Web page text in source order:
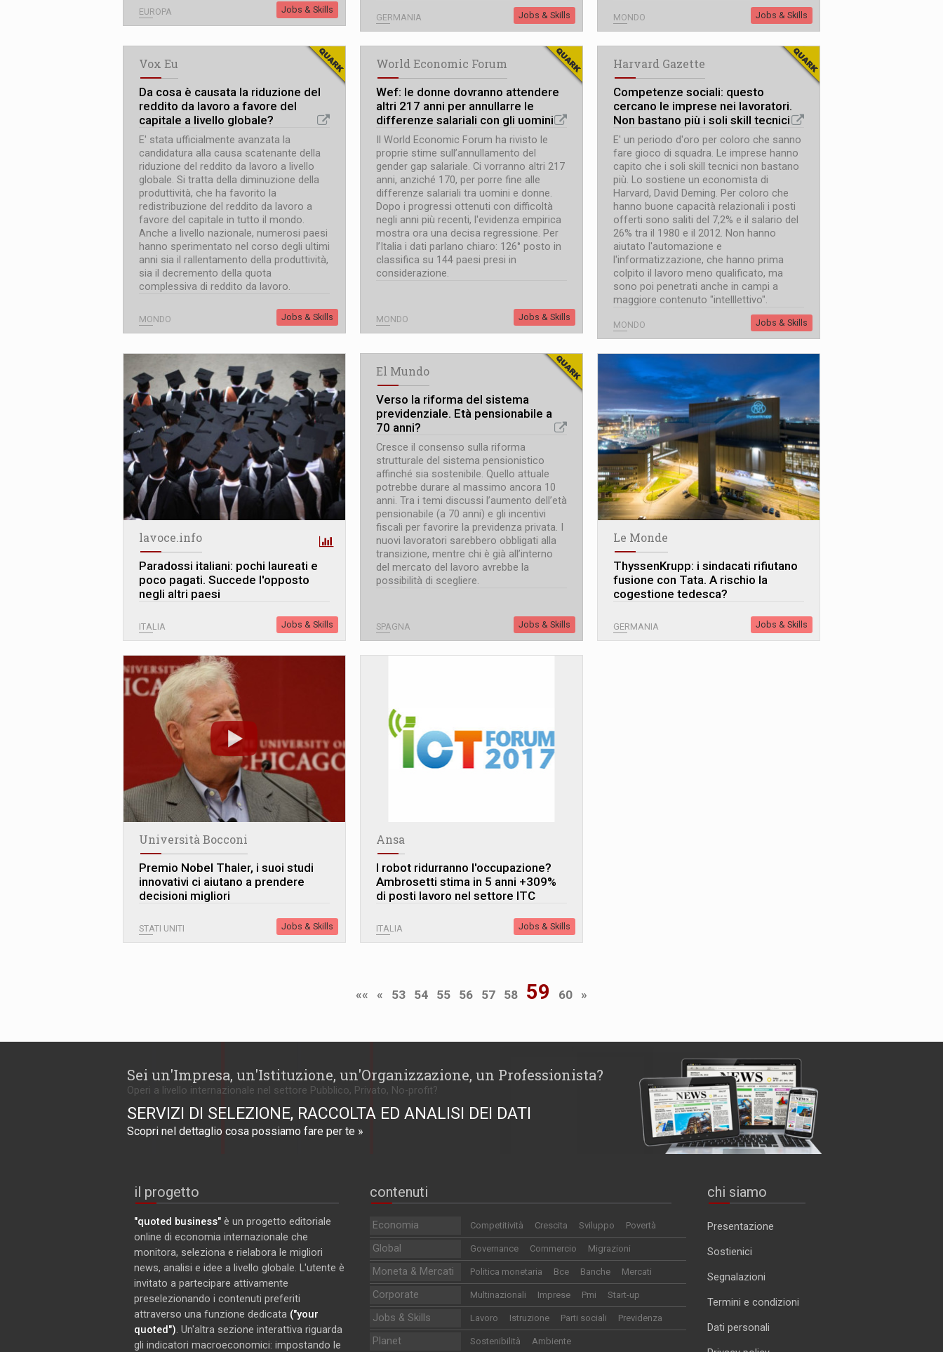
EUROPA Jobs & Skills
GERMANIA Jobs & Skills MONDO Jobs & Skills
Vox Eu
Da cosa è causata la riduzione del
reddito da lavoro a favore del
capitale a livello globale?
E' stata ufficialmente avanzata la
candidatura alla causa scatenante della
riduzione del reddito da lavoro a livello
globale. Si tratta della diminuzione della
produttività, che ha favorito la
redistribuzione del reddito da lavoro a
favore del capitale in tutto il mondo.
Anche a livello nazionale, numerosi paesi
hanno sperimentato nel corso degli ultimi
anni sia il rallentamento della produttività,
sia il decremento della quota
complessiva di reddito da lavoro.
MONDO Jobs & Skills
World Economic Forum
Wef: le donne dovranno attendere
altri 217 anni per annullarre le
differenze salariali con gli uomini
Il World Economic Forum ha rivisto le
proprie stime sull’annullamento del
gender gap salariale. Ci vorranno altri 217
anni, anziché 170, per porre fine alle
differenze salariali tra uomini e donne.
Dopo i progressi ottenuti con difficoltà
negli anni più recenti, l'evidenza empirica
mostra ora una decisa regressione. Per
l’Italia i dati parlano chiaro: 126° posto in
classifica su 144 paesi presi in
considerazione.
MONDO Jobs & Skills
Harvard Gazette
Competenze sociali: questo
cercano le imprese nei lavoratori.
Non bastano più i soli skill tecnici
E' un periodo d'oro per coloro che sanno
fare gioco di squadra. Le imprese hanno
capito che i soli skill tecnici non bastano
più. Lo sostiene un economista di
Harvard, David Deming. Per coloro che
hanno buone capacità relazionali i posti
offerti sono saliti del 7,2% e il salario del
26% tra il 1980 e il 2012. Non hanno
aiutato l'automazione e
l'informatizzazione, che hanno prima
colpito il lavoro meno qualificato, ma
sono poi penetrati anche in campi a
maggiore contenuto "intelllettivo".
MONDO Jobs & Skills
lavoce.info
Paradossi italiani: pochi laureati e
poco pagati. Succede l'opposto
negli altri paesi
ITALIA Jobs & Skills
El Mundo
Verso la riforma del sistema
previdenziale. Età pensionabile a
70 anni?
Cresce il consenso sulla riforma
strutturale del sistema pensionistico
affinché sia sostenibile. Quello attuale
potrebbe durare al massimo ancora 10
anni. Tra i temi discussi l’aumento dell’età
pensionabile (a 70 anni) e gli incentivi
fiscali per favorire la previdenza privata. I
nuovi lavoratori sarebbero obbligati alla
transizione, mentre chi è già all’interno
del mercato del lavoro avrebbe la
possibilità di scegliere.
SPAGNA Jobs & Skills
Le Monde
ThyssenKrupp: i sindacati rifiutano
fusione con Tata. A rischio la
cogestione tedesca?
GERMANIA Jobs & Skills
Università Bocconi
Premio Nobel Thaler, i suoi studi
innovativi ci aiutano a prendere
decisioni migliori
STATI UNITI Jobs & Skills
Ansa
I robot ridurranno l'occupazione?
Ambrosetti stima in 5 anni +309%
di posti lavoro nel settore ITC
ITALIA Jobs & Skills
«« « 53 54 55 56 57 58 59 60 »
Sei un'Impresa, un'Istituzione, un'Organizzazione, un Professionista?
Operi a livello internazionale nel settore Pubblico, Privato, No-profit?
SERVIZI DI SELEZIONE, RACCOLTA ED ANALISI DEI DATI
Scopri nel dettaglio cosa possiamo fare per te »
il progetto
"quoted business" è un progetto editoriale
online di economia internazionale che
monitora, seleziona e rielabora le migliori
news, analisi e idee a livello globale. L'utente è
invitato a partecipare attivamente
preselezionando i contenuti preferiti
attraverso una funzione dedicata ("your
quoted"). Un'altra sezione interattiva riguarda
gli indicatori macroeconomici: impostando le
contenuti
Economia Competitività Crescita Sviluppo Povertà
Global Governance Commercio Migrazioni
Moneta & Mercati Politica monetaria Bce Banche Mercati
Corporate Multinazionali Imprese Pmi Start-up
Jobs & Skills Lavoro Istruzione Parti sociali Previdenza
Planet Sostenibilità Ambiente
chi siamo
Presentazione
Sostienici
Segnalazioni
Termini e condizioni
Dati personali